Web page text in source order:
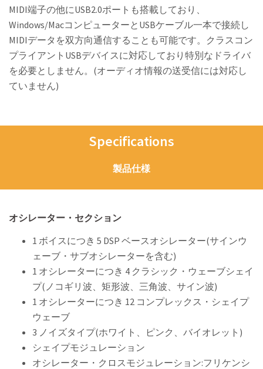
MIDI端子の他にUSB2.0ポートも搭載しており、
Windows/MacコンピューターとUSBケーブル一本で接続し
MIDIデータを双方向通信することも可能です。クラスコン
プライアントUSBデバイスに対応しており特別なドライバ
を必要としません。(オーディオ情報の送受信には対応し
ていません)
Specifications
製品仕様
オシレーター・セクション
1 ボイスにつき 5 DSP ベースオシレーター(サインウ
ェーブ・サブオシレーターを含む)
1 オシレーターにつき 4 クラシック・ウェーブシェイ
プ(ノコギリ波、矩形波、三角波、サイン波)
1 オシレーターにつき 12 コンプレックス・シェイプ
ウェーブ
3 ノイズタイプ(ホワイト、ピンク、バイオレット)
シェイプモジュレーション
オシレーター・クロスモジュレーション:フリケンシ